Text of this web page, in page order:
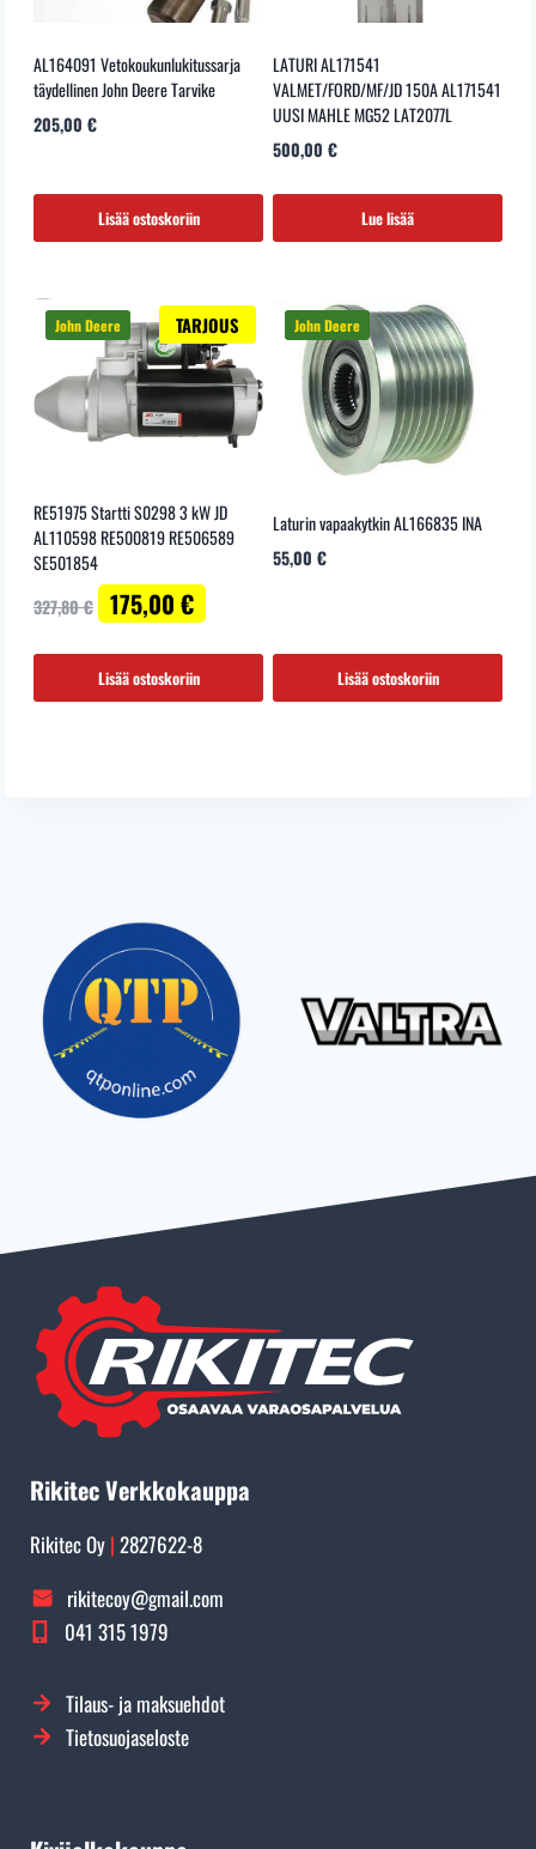
AL164091 Vetokoukunlukitussarja
täydellinen John Deere Tarvike
205,00 €
Lisää ostoskoriin
LATURI AL171541
VALMET/FORD/MF/JD 150A AL171541
UUSI MAHLE MG52 LAT2077L
500,00 €
Lue lisää
TARJOUS
RE51975 Startti S0298 3 kW JD
AL110598 RE500819 RE506589
SE501854
327,80€Alkuperäinen
hinta
oli:
327,80 €.
175,00 € Nykyinen
hinta
on:
Lisää ostoskoriin
Laturin vapaakytkin AL166835 INA
55,00 €
Lisää ostoskoriin
Rikitec Verkkokauppa
Rikitec Oy | 2827622-8
rikitecoy@gmail.com
041 315 1979
Tilaus- ja maksuehdot
Tietosuojaseloste